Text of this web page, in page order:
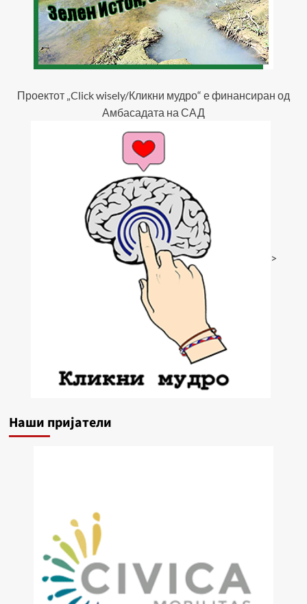
Проектот „Click wisely/Кликни мудро“ е финансиран од
Амбасадата на САД
>
Наши пријатели